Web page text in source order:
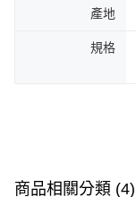
產地
規格
商品相關分類 (4)